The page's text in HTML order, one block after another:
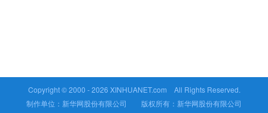
Copyright © 2000 -2026 XINHUANET.com All Rights Reserved.
制作单位：新华网股份有限公司 版权所有：新华网股份有限公司